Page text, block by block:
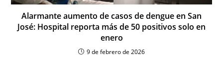
Alarmante aumento de casos de dengue en San
José: Hospital reporta más de 50 positivos solo en
enero
9 de febrero de 2026